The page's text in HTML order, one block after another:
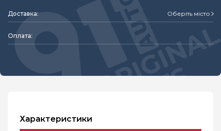
Доставка: Оберіть місто
Оплата:
Характеристики